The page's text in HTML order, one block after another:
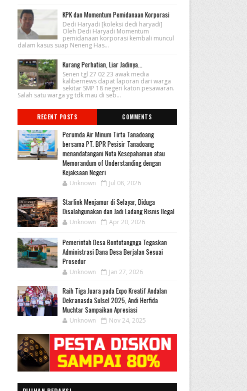
KPK dan Momentum Pemidanaan Korporasi
Dedi Haryadi [koleksi dedi haryadi]
Oleh Dedi Haryadi Momentum
pemidanaan korporasi kembali muncul
dalam kasus suap Neneng Has...
Kurang Perhatian, Liar Jadinya...
Senen tgl 27 02 23 awak media
kalibernews dapat laporan dari warga
sekitar SMP 18 negeri katon pesawaran.
Salah satu warga yg tdk mau di seb...
RECENT POSTS COMMENTS
Perumda Air Minum Tirta Tanadoang
bersama PT. BPR Pesisir Tanadoang
menandatangani Nota Kesepahaman atau
Memorandum of Understanding dengan
Kejaksaan Negeri
Unknown Jul 08, 2026
Starlink Menjamur di Selayar, Diduga
Disalahgunakan dan Jadi Ladang Bisnis Ilegal
Unknown Apr 20, 2026
Pemerintah Desa Bontotangnga Tegaskan
Administrasi Dana Desa Berjalan Sesuai
Prosedur
Unknown Jan 27, 2026
Raih Tiga Juara pada Expo Kreatif Andalan
Dekranasda Sulsel 2025, Andi Herfida
Muchtar Sampaikan Apresiasi
Unknown Nov 24, 2025